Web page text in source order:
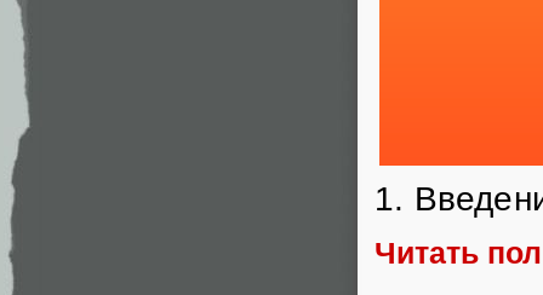
1.
Читать